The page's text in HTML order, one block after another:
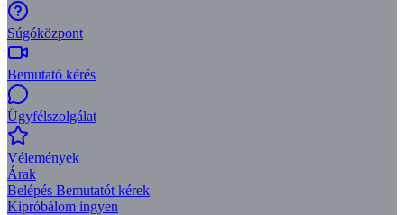
Súgóközpont
Bemutató kérés
Ügyfélszolgálat
Vélemények
Árak
Belépés Bemutatót kérek
Kipróbálom ingyen